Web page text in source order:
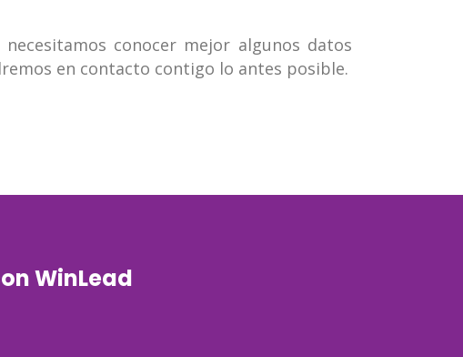
conocer mejor algunos datos
en contacto contigo lo antes posible.
WinLead